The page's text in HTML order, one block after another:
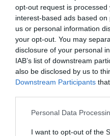
opt-out request is
interest-based ads based
us or personal information
your opt-out. You may
disclosure of your personal
IAB’s list of downstream
also be disclosed by us to
Downstream Participants
Personal Data
I want to opt-out of the
Justin Bijlow ha firmato fino al
l'opzione di rinnovo triennale